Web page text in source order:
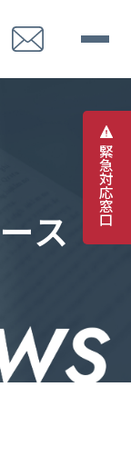
緊
急
対
応
窓
口
ース